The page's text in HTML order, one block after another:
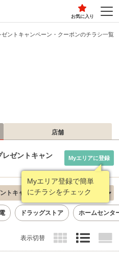
お気に入り
ゼントキャンペーン・クーポンのチラシ一覧
店舗
レゼントキャン
Myエリア登録で簡単
にチラシをチェック
Myエリアに登録
キャンペーン・クーポン 新着順
ドラッグストア ホームセンタ
表示切替